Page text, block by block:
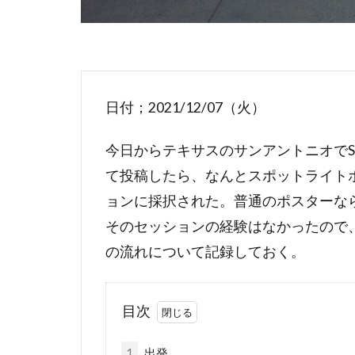
日付；2021/12/07（火）
今日からテキサスのサンアントニオで
て投稿したら、なんとスポットライ
ョンに採択された。普通のポスター
そのセッションの経験はなかったの
の流れについて記録しておく。
目次